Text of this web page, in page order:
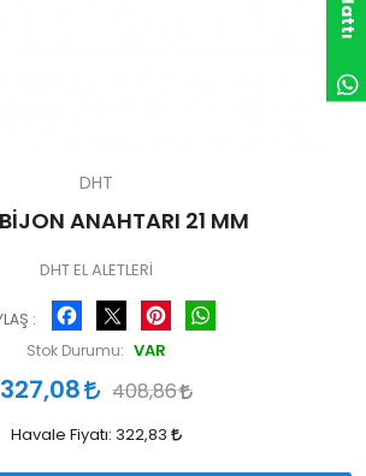
DHT
ANAHTARI 21 MM
DHT EL ALETLERİ
:
Facebook Pinterest
Stok Durumu: VAR
327,08 408,86
Havale Fiyatı: 322,83